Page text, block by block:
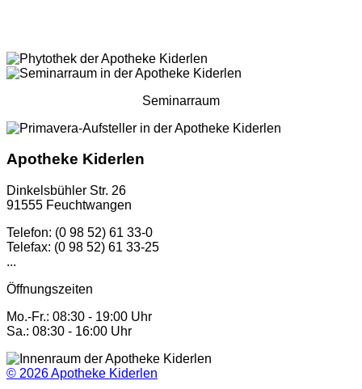
Seminarraum
Apotheke Kiderlen
Dinkelsbühler Str. 26
91555 Feuchtwangen
Telefon: (0 98 52) 61 33-0
Telefax: (0 98 52) 61 33-25
...
Öffnungszeiten
Mo.-Fr.: 08:30 - 19:00 Uhr
Sa.: 08:30 - 16:00 Uhr
© 2026Apotheke Kiderlen